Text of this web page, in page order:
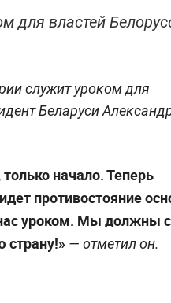
для властей
служит уроком для
Беларуси
начало. Теперь
противостояние
уроком. Мы должны
страну!» — отметил он.